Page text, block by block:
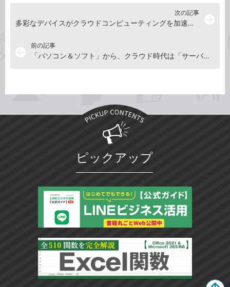
前の記事
「パソコン＆ソフト」から、クラウド時代は「サーバー＆サービス」へ
次の記事
多彩なデバイスがクラウドコンピューティングを加速する
ピックアップ